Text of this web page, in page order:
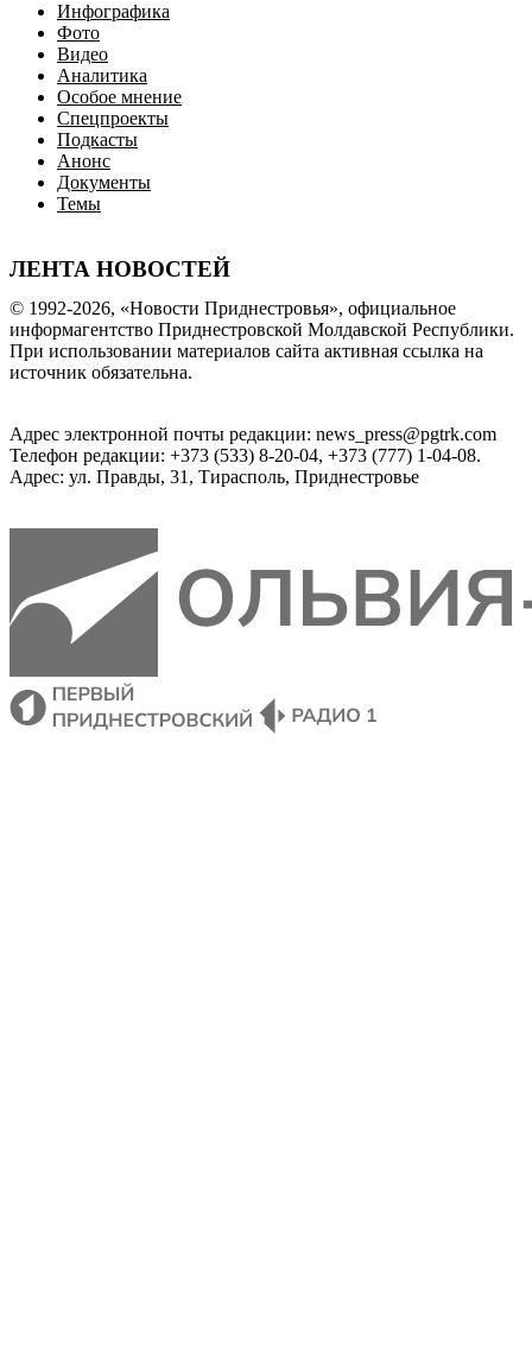
Инфографика
Фото
Видео
Аналитика
Особое мнение
Спецпроекты
Подкасты
Анонс
Документы
Темы
ЛЕНТА НОВОСТЕЙ
© 1992-2026, «Новости Приднестровья», официальное
информагентство Приднестровской Молдавской Республики.
При использовании материалов сайта активная ссылка на
источник обязательна.
Адрес электронной почты редакции: news_press@pgtrk.com
Телефон редакции: +373 (533) 8-20-04, +373 (777) 1-04-08.
Адрес: ул. Правды, 31, Тирасполь, Приднестровье